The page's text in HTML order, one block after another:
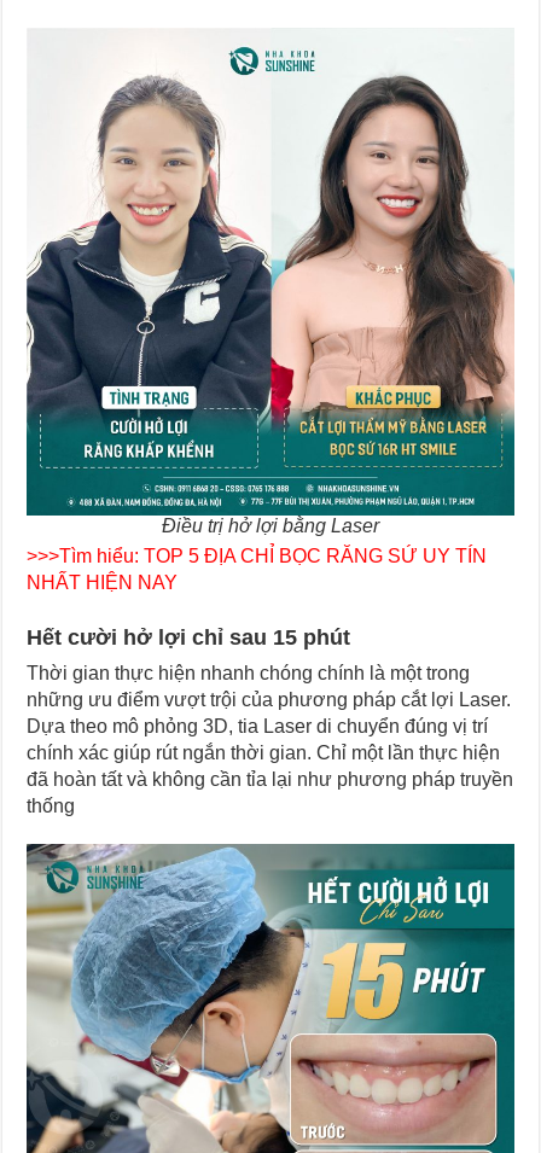
Điều trị hở lợi bằng Laser
>>>Tìm hiểu:TOP 5 ĐỊA CHỈ BỌC RĂNG SỨ UY TÍN
NHẤT HIỆN NAY
Hết cười hở lợi chỉ sau 15 phút
Thời gian thực hiện nhanh chóng chính là một trong
những ưu điểm vượt trội của phương pháp cắt lợi Laser.
Dựa theo mô phỏng 3D, tia Laser di chuyển đúng vị trí
chính xác giúp rút ngắn thời gian. Chỉ một lần thực hiện
đã hoàn tất và không cần tỉa lại như phương pháp truyền
thống